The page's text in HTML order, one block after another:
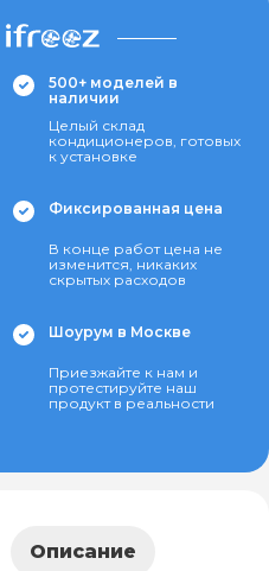
500+ моделей в
наличии
Целый склад
кондиционеров, готовых
к установке
Фиксированная цена
В конце работ цена не
изменится, никаких
скрытых расходов
Шоурум в Москве
Приезжайте к нам и
протестируйте наш
продукт в реальности
Описание